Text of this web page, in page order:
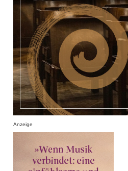
Anzeige